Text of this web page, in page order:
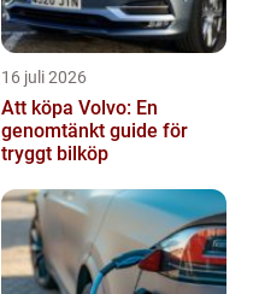
16 juli 2026
Att köpa Volvo: En
genomtänkt guide för
tryggt bilköp